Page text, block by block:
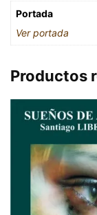
Portada
Ver portada
Productos